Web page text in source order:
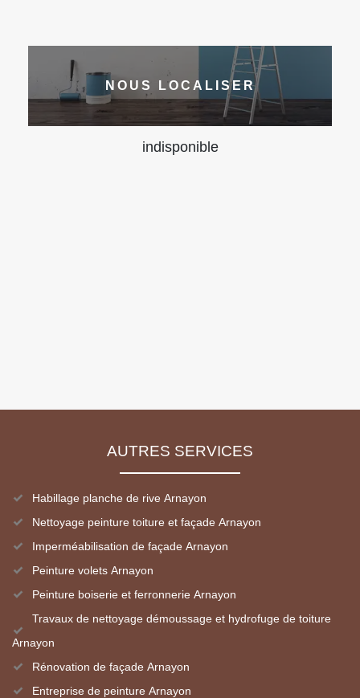
NOUS LOCALISER
indisponible
AUTRES SERVICES
Habillage planche de rive Arnayon
Nettoyage peinture toiture et façade Arnayon
Imperméabilisation de façade Arnayon
Peinture volets Arnayon
Peinture boiserie et ferronnerie Arnayon
Travaux de nettoyage démoussage et hydrofuge de toiture
Arnayon
Rénovation de façade Arnayon
Entreprise de peinture Arnayon